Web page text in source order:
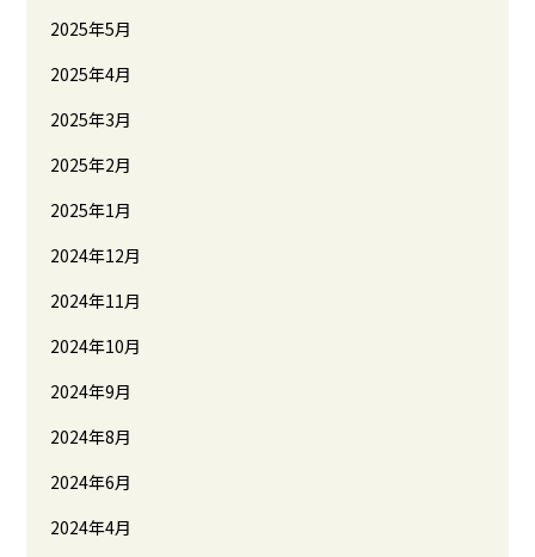
2025年5月
2025年4月
2025年3月
2025年2月
2025年1月
2024年12月
2024年11月
2024年10月
2024年9月
2024年8月
2024年6月
2024年4月